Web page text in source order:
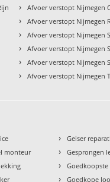
› Afvoer verstopt Nijmegen
› Afvoer verstopt Nijmegen
› Afvoer verstopt Nijmegen
› Afvoer verstopt Nijmegen
› Afvoer verstopt Nijmegen
› Afvoer verstopt Nijmegen
monteur
› Geiser
› Gesprongen
›
› Goedkope